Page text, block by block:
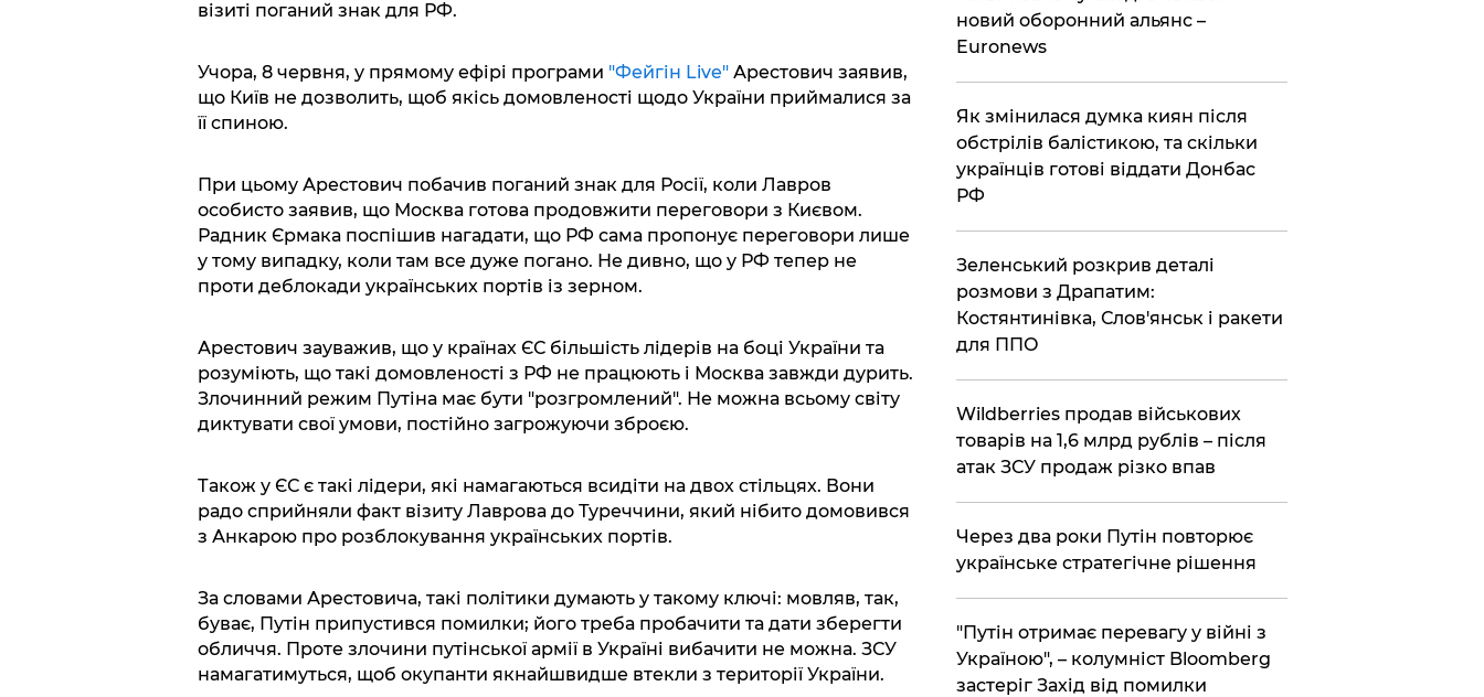
візиті поганий знак для РФ.
Учора, 8 червня, у прямому ефірі програми "Фейгін Live" Арестович заявив,
що Київ не дозволить, щоб якісь домовленості щодо України приймалися за
її спиною.
При цьому Арестович побачив поганий знак для Росії, коли Лавров
особисто заявив, що Москва готова продовжити переговори з Києвом.
Радник Єрмака поспішив нагадати, що РФ сама пропонує переговори лише
у тому випадку, коли там все дуже погано. Не дивно, що у РФ тепер не
проти деблокади українських портів із зерном.
Арестович зауважив, що у країнах ЄС більшість лідерів на боці України та
розуміють, що такі домовленості з РФ не працюють і Москва завжди дурить.
Злочинний режим Путіна має бути "розгромлений". Не можна всьому світу
диктувати свої умови, постійно загрожуючи зброєю.
Також у ЄС є такі лідери, які намагаються всидіти на двох стільцях. Вони
радо сприйняли факт візиту Лаврова до Туреччини, який нібито домовився
з Анкарою про розблокування українських портів.
За словами Арестовича, такі політики думають у такому ключі: мовляв, так,
буває, Путін припустився помилки; його треба пробачити та дати зберегти
обличчя. Проте злочини путінської армії в Україні вибачити не можна. ЗСУ
намагатимуться, щоб окупанти якнайшвидше втекли з території України.
новий оборонний альянс –
Euronews
Як змінилася думка киян після
обстрілів балістикою, та скільки
українців готові віддати Донбас
РФ
Зеленський розкрив деталі
розмови з Драпатим:
Костянтинівка, Слов'янськ і ракети
для ППО
Wildberries продав військових
товарів на 1,6 млрд рублів – після
атак ЗСУ продаж різко впав
Через два роки Путін повторює
українське стратегічне рішення
"Путін отримає перевагу у війні з
Україною", – колумніст Bloomberg
застеріг Захід від помилки